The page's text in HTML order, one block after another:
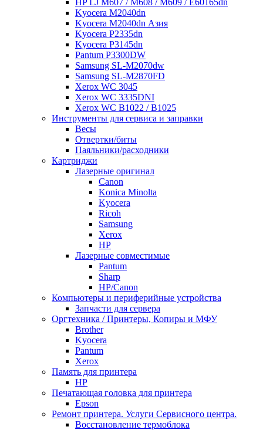
Kyocera M2040dn
Kyocera M2040dn Азия
Kyocera P2335dn
Kyocera P3145dn
Pantum P3300DW
Samsung SL-M2070dw
Samsung SL-M2870FD
Xerox WC 3045
Xerox WC 3335DNI
Xerox WC B1022 / B1025
Инструменты для сервиса и заправки
Весы
Отвертки/биты
Паяльники/расходники
Картриджи
Лазерные оригинал
Canon
Konica Minolta
Kyocera
Ricoh
Samsung
Xerox
НР
Лазерные совместимые
Pantum
Sharp
НР/Сanon
Компьютеры и периферийные устройства
Запчасти для сервера
Оргтехника / Принтеры, Копиры и МФУ
Brother
Kyocera
Pantum
Xerox
Память для принтера
HP
Печатающая головка для принтера
Epson
Ремонт принтера. Услуги Сервисного центра.
Восстановление термоблока